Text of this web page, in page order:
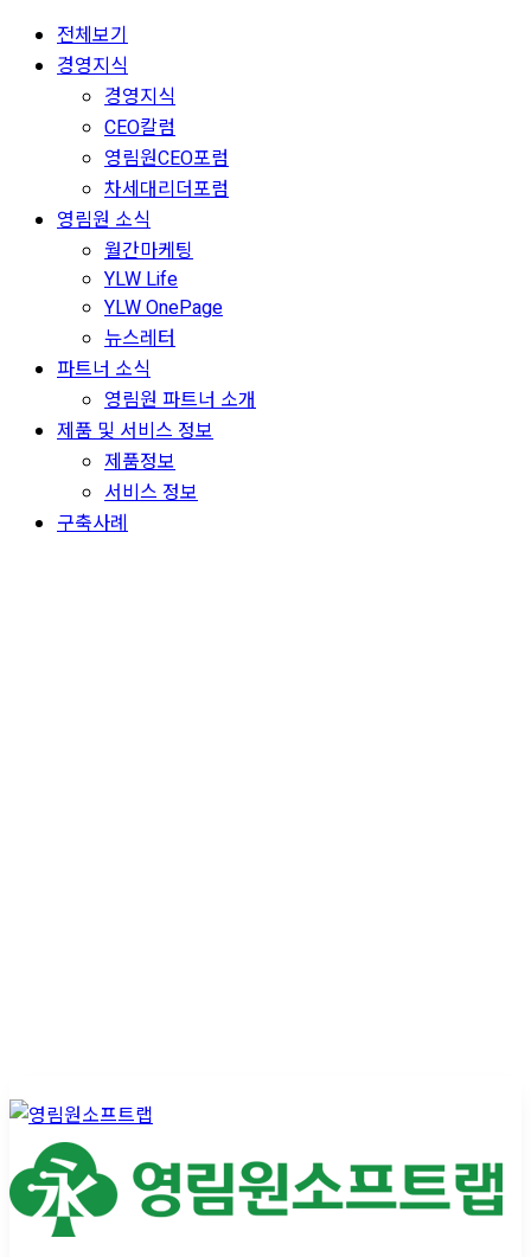
전체보기
경영지식
경영지식
CEO칼럼
영림원CEO포럼
차세대리더포럼
영림원 소식
월간마케팅
YLW Life
YLW OnePage
뉴스레터
파트너 소식
영림원 파트너 소개
제품 및 서비스 정보
제품정보
서비스 정보
구축사례